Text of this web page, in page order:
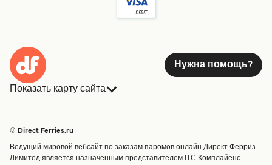
Нужна помощь?
Показать карту сайта
Страны
Обслуживание клиентов
Операторы
Грузоперевозки
© Direct Ferries.ru
Ведущий мировой вебсайт по заказам паромов онлайн Директ Ферриз
Лимитед является назначенным представителем ITC Комплайенс